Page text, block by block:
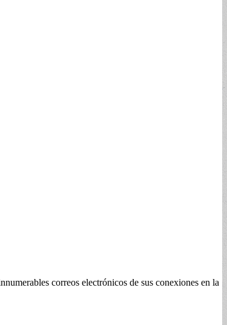
correos electrónicos de sus conexiones en la